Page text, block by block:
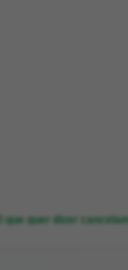
O que quer dizer